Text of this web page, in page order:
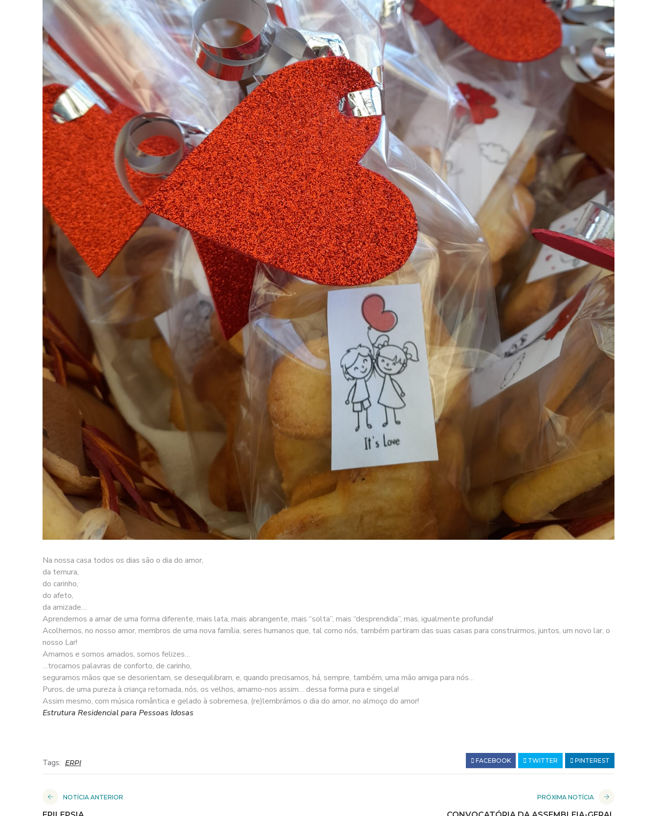
Na nossa casa todos os dias são o dia do amor,
da ternura,
do carinho,
do afeto,
da amizade…
Aprendemos a amar de uma forma diferente, mais lata, mais abrangente, mais “solta”, mais “desprendida”, mas, igualmente profunda!
Acolhemos, no nosso amor, membros de uma nova família, seres humanos que, tal como nós, também partiram das suas casas para construirmos, juntos, um novo lar, o
nosso Lar!
Amamos e somos amados, somos felizes…
…trocamos palavras de conforto, de carinho,
seguramos mãos que se desorientam, se desequilibram, e, quando precisamos, há, sempre, também, uma mão amiga para nós…
Puros, de uma pureza à criança retornada, nós, os velhos, amamo-nos assim… dessa forma pura e singela!
Assim mesmo, com música romântica e gelado à sobremesa, (re)lembrámos o dia do amor, no almoço do amor!
Estrutura Residencial para Pessoas Idosas
Tags: ERPI FACEBOOK TWITTER PINTEREST
NOTÍCIA ANTERIOR PRÓXIMA NOTÍCIA